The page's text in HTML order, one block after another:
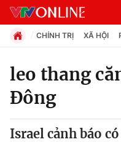
Chuyên mục
Chính trị
CHÍNH TRỊ XÃ HỘI
leo thang
Đông
Israel cảnh báo